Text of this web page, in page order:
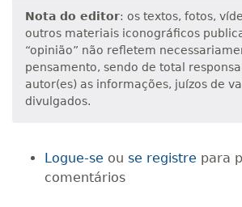
Nota do editor: os textos, fotos,
outros materiais iconográficos
“opinião” não refletem
pensamento, sendo de total
autor(es) as informações, juízos de
divulgados.
Logue-se ou se registre para
comentários